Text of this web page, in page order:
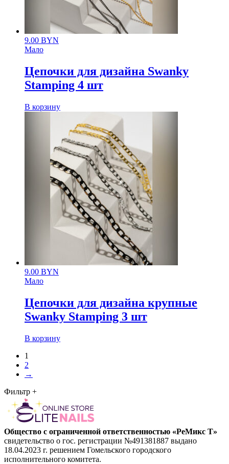
9.00 BYN
Мало
Цепочки для дизайна Swanky
Stamping 4 шт
В корзину
9.00 BYN
Мало
Цепочки для дизайна крупные
Swanky Stamping 3 шт
В корзину
1
2
→
Фильтр +
Общество с ограниченной ответственностью «РеМикс Т»
свидетельство о гос. регистрации №491381887 выдано
18.04.2023 г. решением Гомельского городского
исполнительного комитета.